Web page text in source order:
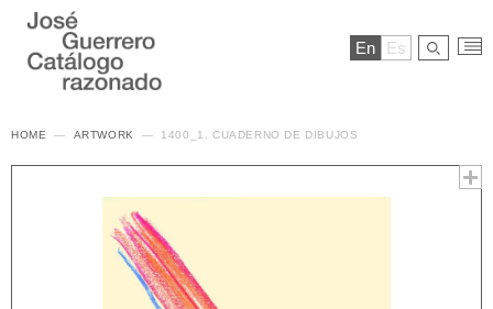
En Es
HOME ARTWORK 1400_1. CUADERNO DE DIBUJOS